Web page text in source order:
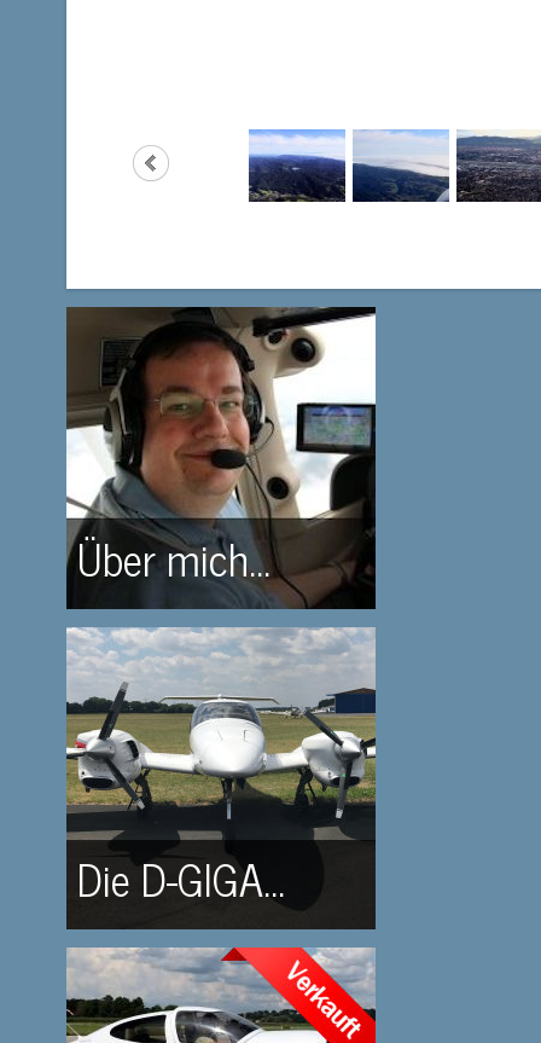
Über mich...
Die D-GIGA...